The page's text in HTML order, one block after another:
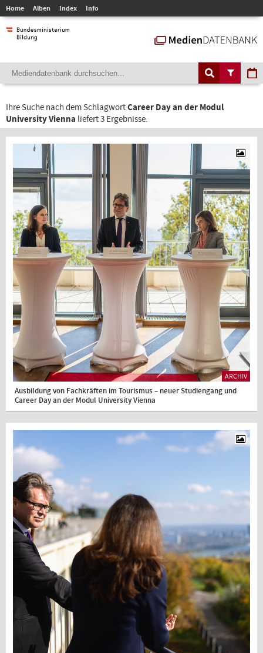
Home Alben Index Info
Ihre Suche nach dem SchlagwortCareer Day an der Modul
University Vienna liefert 3 Ergebnisse.
ARCHIV
Ausbildung von Fachkräften im Tourismus – neuer Studiengang und
Career Day an der Modul University Vienna